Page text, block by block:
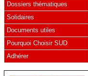
Dossiers thématiques
Solidaires
Documents utiles
Pourquoi Choisir SUD
Adhérer